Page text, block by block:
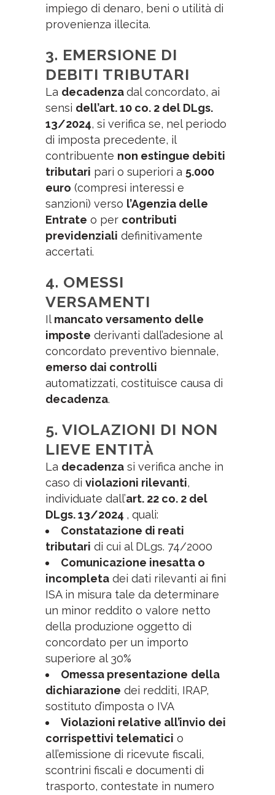
impiego di denaro, beni o utilità di
provenienza illecita.
3. EMERSIONE DI
DEBITI TRIBUTARI
La decadenzadal concordato, ai
sensi dell’art. 10 co. 2 del DLgs.
13/2024, si verifica se, nel periodo
di imposta precedente, il
contribuente non estingue debiti
tributari pari o superiori a 5.000
euro (compresi interessi e
sanzioni) verso l’Agenzia delle
Entrate o per contributi
previdenziali definitivamente
accertati.
4. OMESSI
VERSAMENTI
Ilmancato versamento delle
imposte derivanti dall’adesione al
concordato preventivo biennale,
emerso dai controlli
automatizzati, costituisce causa di
decadenza.
5. VIOLAZIONI DI NON
LIEVE ENTITÀ
La decadenza si verifica anche in
caso di violazioni rilevanti,
individuate dall’art. 22 co. 2 del
DLgs. 13/2024 , quali:
Constatazione di reati
tributari di cui al DLgs. 74/2000
Comunicazione inesatta o
incompleta dei dati rilevanti ai fini
ISA in misura tale da determinare
un minor reddito o valore netto
della produzione oggetto di
concordato per un importo
superiore al 30%
Omessa presentazione della
dichiarazione dei redditi, IRAP,
sostituto d’imposta o IVA
Violazioni relative all’invio dei
corrispettivi telematici o
all’emissione di ricevute fiscali,
scontrini fiscali e documenti di
trasporto, contestate in numero